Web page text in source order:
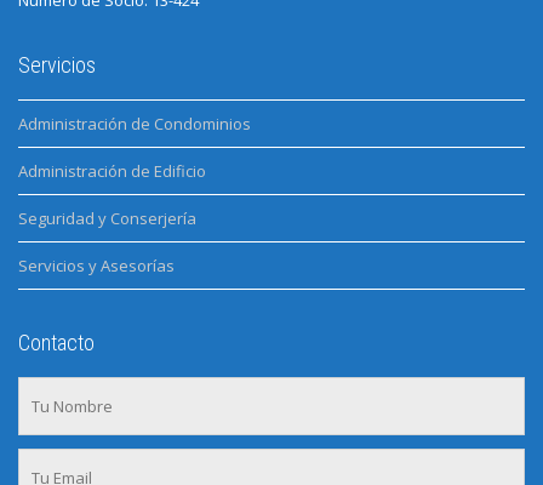
Servicios
Administración de Condominios
Administración de Edificio
Seguridad y Conserjería
Servicios y Asesorías
Contacto